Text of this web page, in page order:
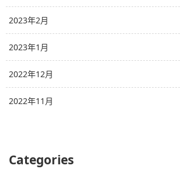
2023年2月
2023年1月
2022年12月
2022年11月
Categories